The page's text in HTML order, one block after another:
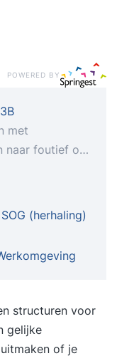
POWERED BY
met
naar foutief of
Daarom is
zijn
een
voldoet.
nemen om
locatie in
alles leren
En
(herhaling)
structuren voor
gelijke
of je